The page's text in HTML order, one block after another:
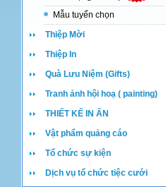
Mẫu tuyển chọn
Thiệp Mời
Thiệp In
Quà Lưu Niệm (Gifts)
Tranh ảnh hội hoạ ( painting)
THIẾT KẾ IN ẤN
Vật phẩm quảng cáo
Tổ chức sự kiện
Dịch vụ tổ chức tiệc cưới